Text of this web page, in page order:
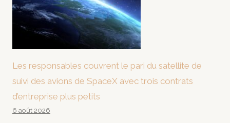
Les responsables couvrent le pari du satellite de
suivi des avions de SpaceX avec trois contrats
d’entreprise plus petits
6 août 2026